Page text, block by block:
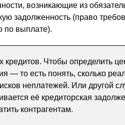
возникающие из
задолженность (право
по выплате).
кредитов. Чтобы определить
— то есть понять, сколько
неплатежей. Или другой
её кредиторская
контрагентам.